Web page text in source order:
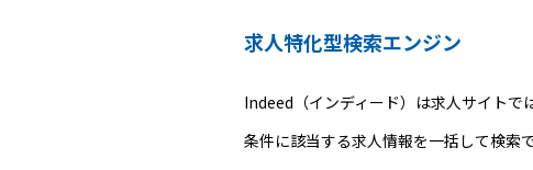
求人特化型検索エンジン
Indeed（インディード）は求人サイトで
条件に該当する求人情報を一括して検索で